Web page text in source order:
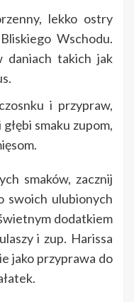
lekko ostry
Wschodu.
daniach takich jak
i przypraw,
smaku zupom,
smaków, zacznij
swoich ulubionych
dodatkiem
i zup. Harissa
jako przyprawa do